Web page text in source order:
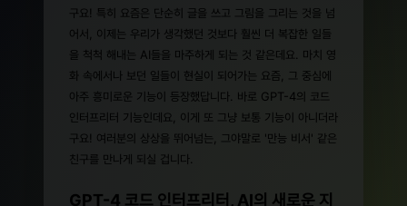
구요! 특히 요즘은 단순히 글을 쓰고 그림을 그리는 것을 넘
어서, 이제는 우리가 생각했던 것보다 훨씬 더 복잡한 일들
을 척척 해내는 AI들을 마주하게 되는 것 같은데요. 마치 영
화 속에서나 보던 일들이 현실이 되어가는 요즘, 그 중심에
아주 흥미로운 기능이 등장했답니다. 바로 GPT-4의 코드
인터프리터 기능인데요, 이게 또 그냥 보통 기능이 아니더라
구요! 여러분의 상상을 뛰어넘는, 그야말로 '만능 비서' 같은
친구를 만나게 되실 겁니다.
GPT-4 코드 인터프리터, AI의 새로운 지